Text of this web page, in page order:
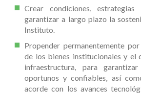
Crear condiciones,
garantizar a largo plazo la
Instituto.
Propender permanentemente
de los bienes institucionales y el
infraestructura, para
oportunos y confiables, así
acorde con los avances